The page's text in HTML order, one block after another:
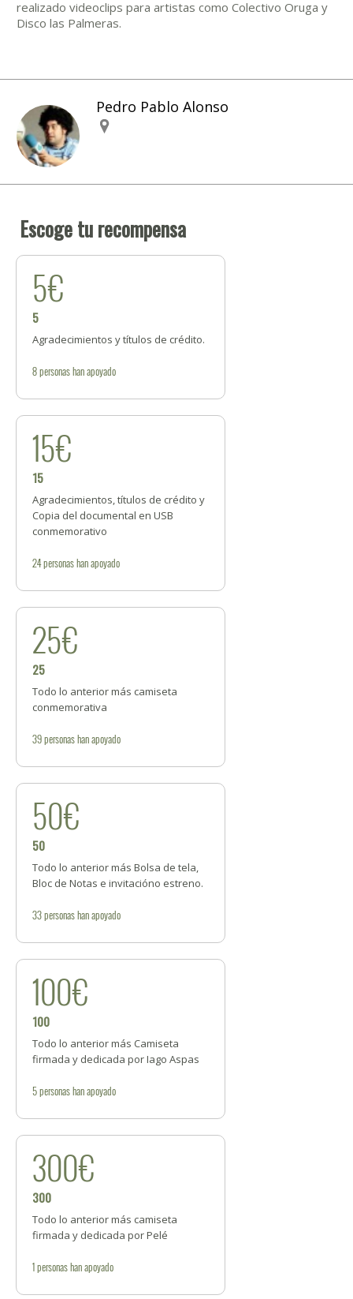
realizado videoclips para artistas como Colectivo Oruga y
Disco las Palmeras.
Pedro Pablo Alonso
Escoge tu recompensa
5€
5
Agradecimientos y títulos de crédito.
8personashan apoyado
15€
15
Agradecimientos, títulos de crédito y
Copia del documental en USB
conmemorativo
24personashan apoyado
25€
25
Todo lo anterior más camiseta
conmemorativa
39personashan apoyado
50€
50
Todo lo anterior más Bolsa de tela,
Bloc de Notas e invitacióno estreno.
33personashan apoyado
100€
100
Todo lo anterior más Camiseta
firmada y dedicada por Iago Aspas
5personashan apoyado
300€
300
Todo lo anterior más camiseta
firmada y dedicada por Pelé
1personashan apoyado